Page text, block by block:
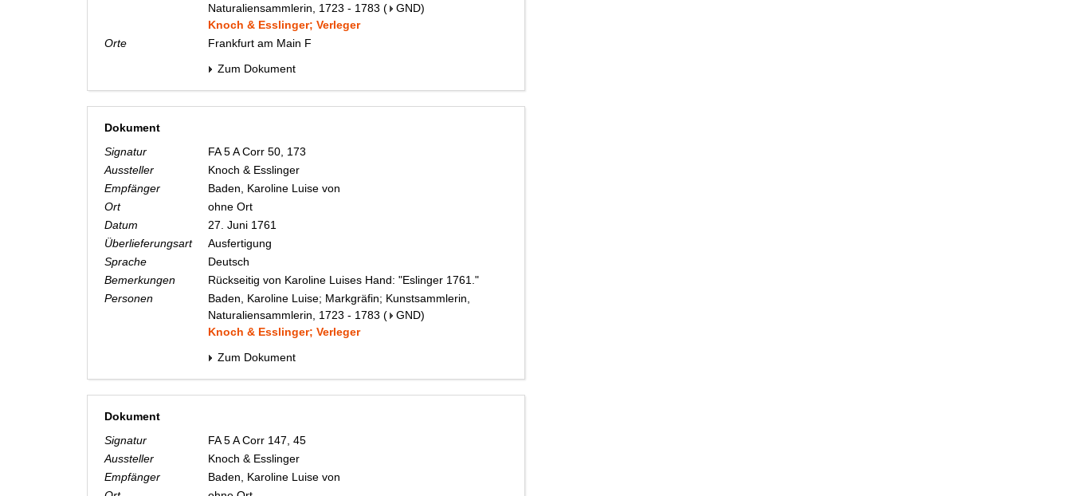
Naturaliensammlerin, 1723 - 1783 ( GND)
Knoch & Esslinger; Verleger
Orte
Frankfurt am Main F
Zum Dokument
Dokument
Signatur
FA 5 A Corr 50, 173
Aussteller
Knoch & Esslinger
Empfänger
Baden, Karoline Luise von
Ort
ohne Ort
Datum
27. Juni 1761
Überlieferungsart
Ausfertigung
Sprache
Deutsch
Bemerkungen
Rückseitig von Karoline Luises Hand: "Eslinger 1761."
Personen
Baden, Karoline Luise; Markgräfin; Kunstsammlerin,
Naturaliensammlerin, 1723 - 1783 ( GND)
Knoch & Esslinger; Verleger
Zum Dokument
Dokument
Signatur
FA 5 A Corr 147, 45
Aussteller
Knoch & Esslinger
Empfänger
Baden, Karoline Luise von